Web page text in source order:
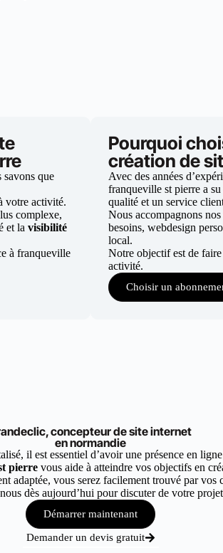
savons que
votre activité.
complexe,
et lavisibilité
à franqueville
Pourquoi
création de
Avec des années
franqueville st pierre a
qualité et un service
Nous accompagnons
besoins, webdesign
local.
Notre objectif est de
activité.
Choisir un
concepteur de site internet
en normandie
il est essentiel d’avoir une présence en
pierre vous aide à atteindre vos objectifs en
adaptée, vous serez facilement trouvé par
dès aujourd’hui pour discuter de votre
Démarrer maintenant
Demander un devis gratuit